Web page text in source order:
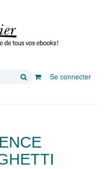
Se connecter